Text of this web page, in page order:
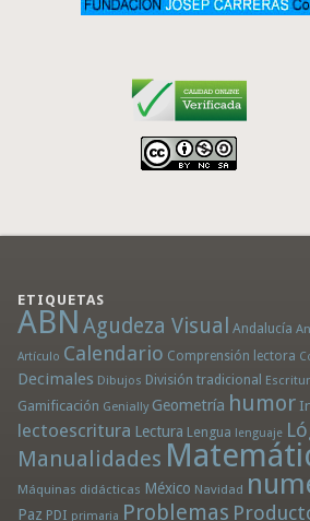
ETIQUETAS
ABN Agudeza Visual Andalucía
Artículo Calendario Comprensión lectora
Decimales Dibujos División tradicional
Gamificación Genially Geometría humor
lectoescritura Lectura Lengua lenguaje
Manualidades
Máquinas didácticas México Navidad
Paz PDI primaria Problemas